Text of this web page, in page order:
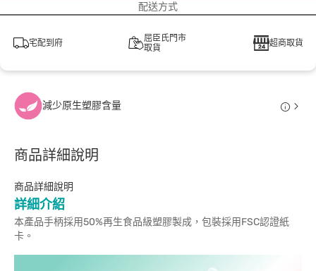
配送方式
宅配到府
屈臣氏門市
取貨
超商取貨
減少原生塑膠含量
商品詳細說明
商品詳細說明
詳細介紹
本產品手柄採用50%再生食品級塑膠製成，包裝採用FSC認證紙
卡。